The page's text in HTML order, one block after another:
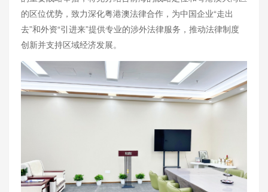
的区位优势，致力深化粤港澳法律合作，为中国企业“走出
去”和外资“引进来”提供专业的涉外法律服务，推动法律制度
创新并支持区域经济发展。